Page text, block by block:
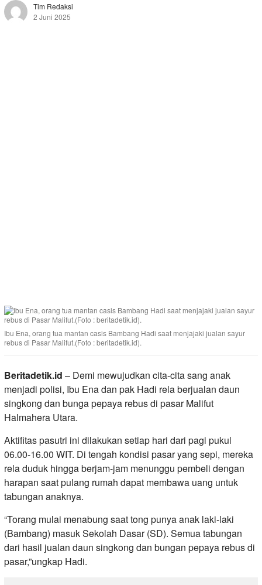
Tim Redaksi
2 Juni 2025
Ibu Ena, orang tua mantan casis Bambang Hadi saat menjajaki jualan sayur
rebus di Pasar Malifut.(Foto : beritadetik.id).
Beritadetik.id – Demi mewujudkan cita-cita sang anak
menjadi polisi, Ibu Ena dan pak Hadi rela berjualan daun
singkong dan bunga pepaya rebus di pasar Malifut
Halmahera Utara.
Aktifitas pasutri ini dilakukan setiap hari dari pagi pukul
06.00-16.00 WIT. Di tengah kondisi pasar yang sepi, mereka
rela duduk hingga berjam-jam menunggu pembeli dengan
harapan saat pulang rumah dapat membawa uang untuk
tabungan anaknya.
“Torang mulai menabung saat tong punya anak laki-laki
(Bambang) masuk Sekolah Dasar (SD). Semua tabungan
dari hasil jualan daun singkong dan bungan pepaya rebus di
pasar,”ungkap Hadi.